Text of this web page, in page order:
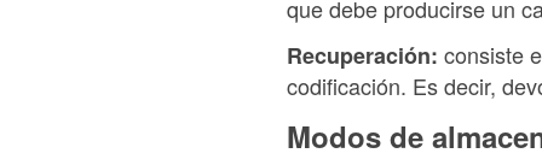
que debe producirse un
Recuperación: consiste
codificación. Es decir,
Modos de